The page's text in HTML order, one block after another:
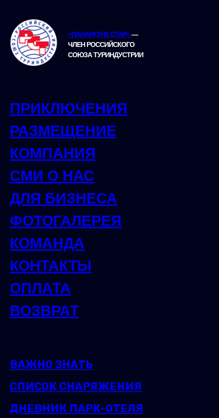
«ПАНАРКТИК СТАР»—
ЧЛЕН РОССИЙСКОГО
СОЮЗА ТУРИНДУСТРИИ
ПРИКЛЮЧЕНИЯ
РАЗМЕЩЕНИЕ
КОМПАНИЯ
СМИ О НАС
ДЛЯ БИЗНЕСА
ФОТОГАЛЕРЕЯ
КОМАНДА
КОНТАКТЫ
ОПЛАТА
ВОЗВРАТ
ВАЖНО ЗНАТЬ
СПИСОК СНАРЯЖЕНИЯ
ДНЕВНИК ПАРК-ОТЕЛЯ